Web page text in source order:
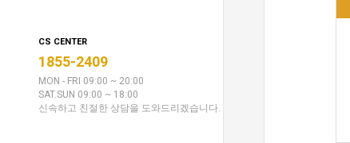
CS CENTER
1855-2409
MON - FRI 09:00 ~ 20:00
SAT.SUN 09:00 ~ 18:00
신속하고 친절한 상담을 도와드리겠습니다.